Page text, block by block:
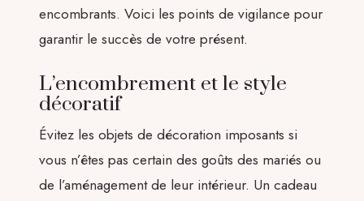
encombrants. Voici les points de vigilance pour
garantir le succès de votre présent.
L’encombrement et le style
décoratif
Évitez les objets de décoration imposants si
vous n’êtes pas certain des goûts des mariés ou
de l’aménagement de leur intérieur. Un cadeau